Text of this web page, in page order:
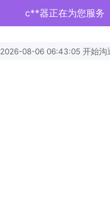
c**器正在为您服务
2026-08-06 06:43:05 开始沟